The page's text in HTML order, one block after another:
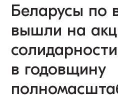
Беларусы по
вышли на
в годовщину